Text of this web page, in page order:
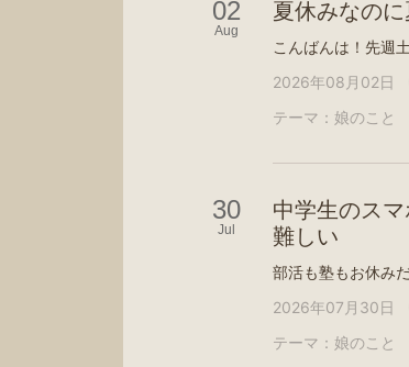
02
Aug
夏休みなの
2026年08月02日
テーマ： 娘のこと
30
Jul
中学生のス
難しい
2026年07月30日
テーマ： 娘のこと